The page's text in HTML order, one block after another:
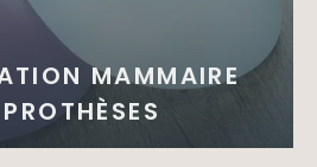
MAMMAIRE